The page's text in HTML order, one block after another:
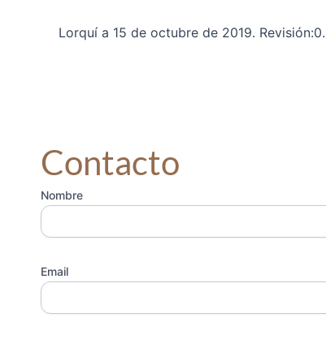
Lorquí a 15 de octubre de 2019. Revisión:0.
Contacto
Nombre
Email